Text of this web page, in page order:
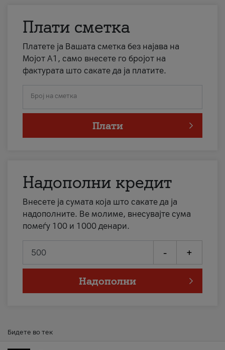
Плати сметка
Платете ја Вашата сметка без најава на
Мојот А1, само внесете го бројот на
фактурата што сакате да ја платите.
Број на сметка
Плати
Надополни кредит
Внесете ја сумата која што сакате да ја
надополните. Ве молиме, внесувајте сума
помеѓу 100 и 1000 денари.
- +
Надополни
Бидете во тек